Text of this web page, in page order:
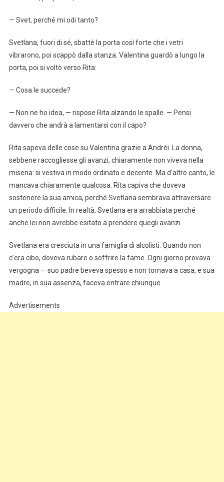
— Svet, perché mi odi tanto?
Svetlana, fuori di sé, sbatté la porta così forte che i vetri
vibrarono, poi scappò dalla stanza. Valentina guardò a lungo la
porta, poi si voltò verso Rita:
— Cosa le succede?
— Non ne ho idea, — rispose Rita alzando le spalle. — Pensi
davvero che andrà a lamentarsi con il capo?
Rita sapeva delle cose su Valentina grazie a Andréi. La donna,
sebbene raccogliesse gli avanzi, chiaramente non viveva nella
miseria: si vestiva in modo ordinato e decente. Ma d’altro canto, le
mancava chiaramente qualcosa. Rita capiva che doveva
sostenere la sua amica, perché Svetlana sembrava attraversare
un periodo difficile. In realtà, Svetlana era arrabbiata perché
anche lei non avrebbe esitato a prendere quegli avanzi.
Svetlana era cresciuta in una famiglia di alcolisti. Quando non
c’era cibo, doveva rubare o soffrire la fame. Ogni giorno provava
vergogna — suo padre beveva spesso e non tornava a casa, e sua
madre, in sua assenza, faceva entrare chiunque.
Advertisements